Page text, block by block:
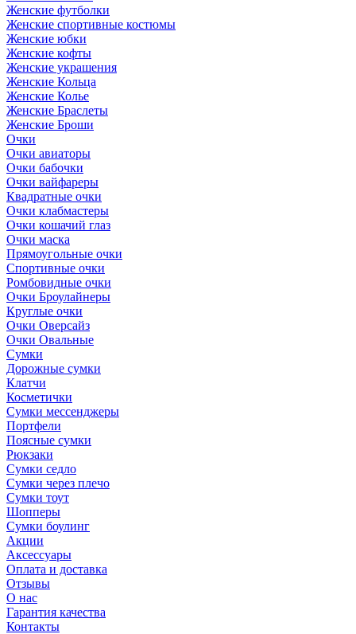
Женские футболки
Женские спортивные костюмы
Женские юбки
Женские кофты
Женские украшения
Женские Кольца
Женские Колье
Женские Браслеты
Женские Броши
Очки
Очки авиаторы
Очки бабочки
Очки вайфареры
Квадратные очки
Очки клабмастеры
Очки кошачий глаз
Очки маска
Прямоугольные очки
Спортивные очки
Ромбовидные очки
Очки Броулайнеры
Круглые очки
Очки Оверсайз
Очки Овальные
Сумки
Дорожные сумки
Клатчи
Косметички
Сумки мессенджеры
Портфели
Поясные сумки
Рюкзаки
Сумки седло
Сумки через плечо
Сумки тоут
Шопперы
Сумки боулинг
Акции
Аксессуары
Оплата и доставка
Отзывы
О нас
Гарантия качества
Контакты